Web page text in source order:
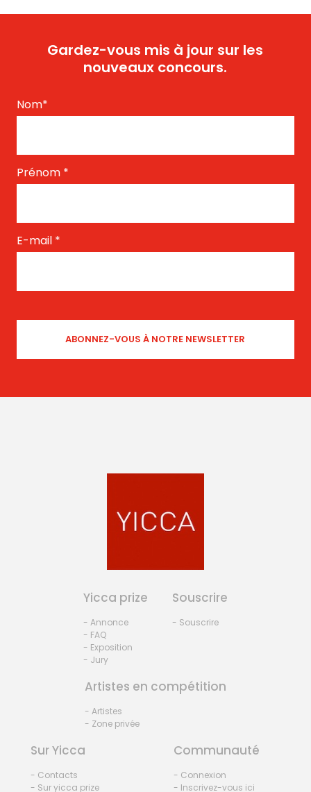
Gardez-vous mis à jour sur les
nouveaux concours.
Nom*
Prénom *
E-mail *
Yicca prize
- Annonce
- FAQ
- Exposition
- Jury
Souscrire
- Souscrire
Artistes en compétition
- Artistes
- Zone privée
Sur Yicca
- Contacts
- Sur yicca prize
Communauté
- Connexion
- Inscrivez-vous ici